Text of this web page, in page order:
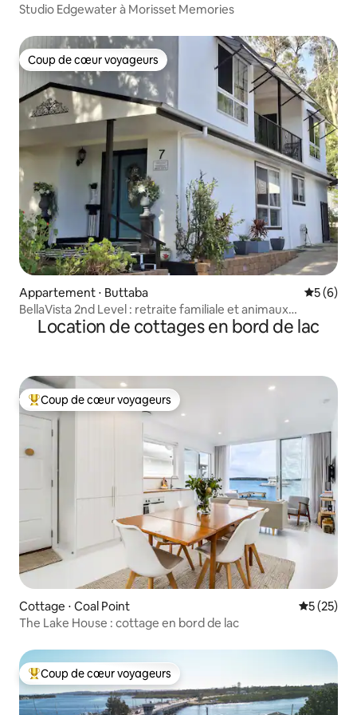
Studio Edgewater à Morisset Memories
Coup de cœur voyageurs
Coup de cœur voyageurs
Appartement ⋅ Buttaba
5 (6)
BellaVista 2nd Level : retraite familiale et animaux
acceptés
Location de cottages en bord de lac
Coups de cœur voyageurs les plus appréciés
Coup de cœur voyageurs
Cottage ⋅ Coal Point
5 (25)
The Lake House : cottage en bord de lac
Coups de cœur voyageurs les plus appréciés
Coup de cœur voyageurs